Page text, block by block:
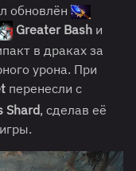
обновлён
Greater Bash и
в драках за
урона. При
перенесли с
Shard, сделав её